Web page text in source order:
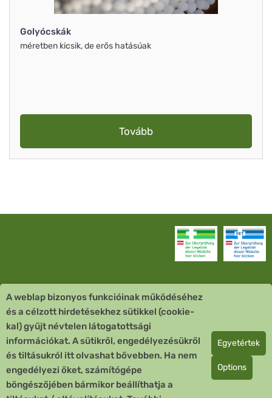
Golyócskák
méretben kicsik, de erős hatásúak
Tovább
Vevőszolgálat
Quick Links
Fizetési mód
Copyright © 2026 Team Santé Salvator Apotheke
A weblap bizonyos funkcióinak működéséhez
és a célzott hirdetésekhez sütikkel (cookie-
kal) gyűjt névtelen látogatottsági
információkat. A sütikről, engedélyezésükről
és tiltásukról itt olvashat bővebben. Ha nem
engedélyezi őket, számítógépe
böngészőjében bármikor beállíthatja a
Egyetértek
Options